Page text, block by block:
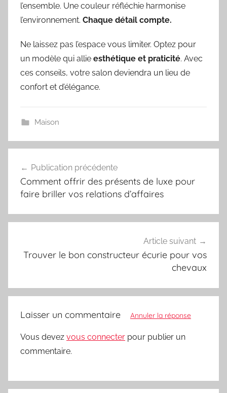
l’ensemble. Une couleur réfléchie harmonise
l’environnement. Chaque détail compte.
Ne laissez pas l’espace vous limiter. Optez pour
un modèle qui allie esthétique et praticité. Avec
ces conseils, votre salon deviendra un lieu de
confort et d’élégance.
Maison
de
l’article
Publication précédente
Comment offrir des présents de luxe pour
faire briller vos relations d’affaires
Article suivant
Trouver le bon constructeur écurie pour vos
chevaux
Laisser un commentaire Annuler la réponse
Vous devez vous connecter pour publier un
commentaire.